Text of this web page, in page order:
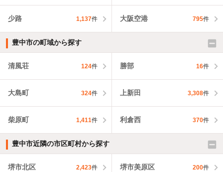
少路 1,137件 大阪空港 795件
豊中市の町域から探す
清風荘 124件 勝部 16件
大島町 324件 上新田 3,308件
柴原町 1,411件 利倉西 370件
豊中市近隣の市区町村から探す
堺市北区 2,423件 堺市美原区 200件